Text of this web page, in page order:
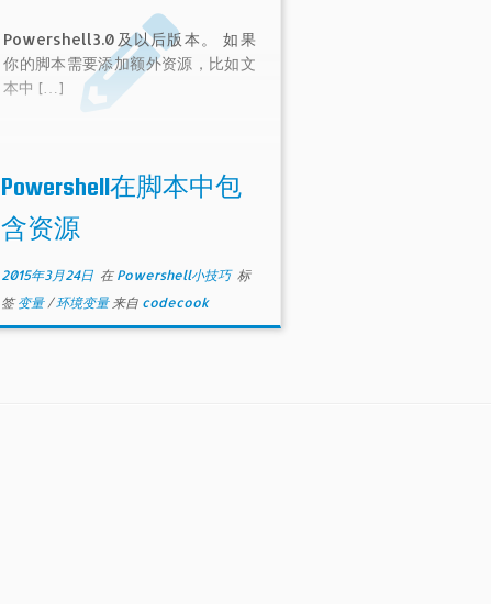
Powershell3.0及以后版本。 如果
你的脚本需要添加额外资源，比如文
本中 […]
Powershell在脚本中包
含资源
2015年3月24日在 Powershell小技巧 标
签变量/环境变量 来自 codecook